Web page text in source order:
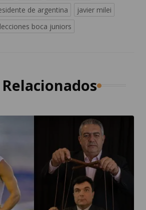
de argentina
javier milei
boca juniors